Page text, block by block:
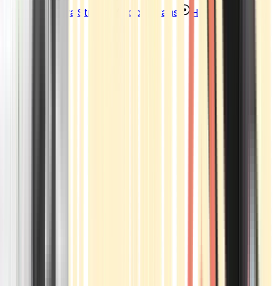
Sativa Strains Indica Strains Hybrid Strains